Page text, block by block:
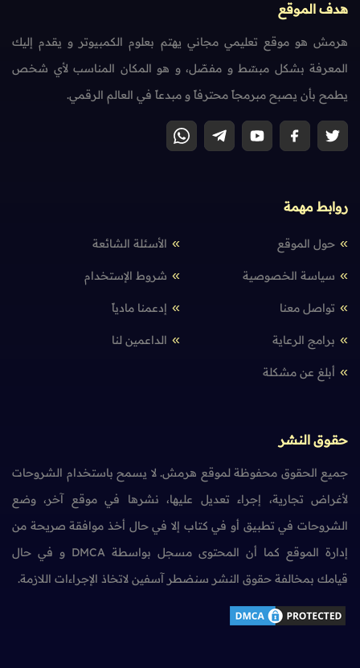
هدف الموقع
هرمش هو موقع تعليمي مجاني يهتم بعلوم الكمبيوتر و يقدم إليك
المعرفة بشكل مبسّط و مفصّل، و هو المكان المناسب لأي شخص
يطمح بأن يصبح مبرمجاً محترفاً و مبدعاً في العالم الرقمي.
روابط مهمة
حول الموقع الأسئلة الشائعة
سياسة الخصوصية شروط الإستخدام
تواصل معنا إدعمنا مادياً
برامج الرعاية الداعمين لنا
أبلغ عن مشكلة
حقوق النشر
جميع الحقوق محفوظة لموقع هرمش. لا يسمح باستخدام الشروحات
لأغراض تجارية، إجراء تعديل عليها، نشرها في موقع آخر، وضع
الشروحات في تطبيق أو في كتاب إلا في حال أخذ موافقة صريحة من
إدارة الموقع كما أن المحتوى مسجل بواسطة DMCA و في حال
قيامك بمخالفة حقوق النشر سنضطر آسفين لاتخاذ الإجراءات اللازمة.